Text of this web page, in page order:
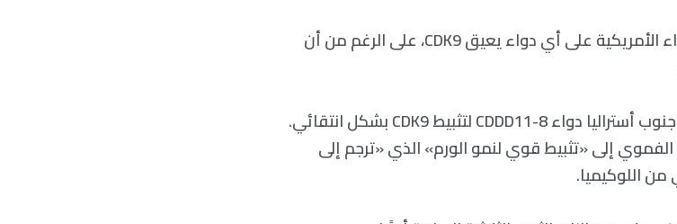
حتى الآن، لم توافق إدارة الغذاء والدواء الأمريكية على أي دواء يعيق CDK9، على الرغم من أن
في عام 2022، طور باحثون في جامعة جنوب أستراليا دواء CDDD11-8 لتثبيط CDK9 بشكل انتقائي.
الفموي إلى «تثبيط قوي لنمو الورم» الذي «ترجم إلى
اللوكيميا.